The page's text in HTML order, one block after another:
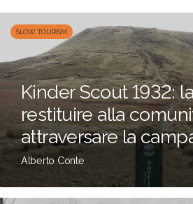
Kinder Scout 1932:
restituire alla
attraversare la
Alberto Conte
SLOW TOURISM